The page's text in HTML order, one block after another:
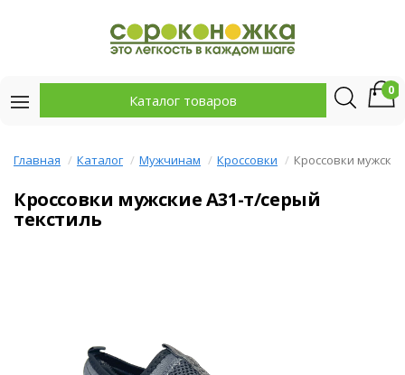
Каталог товаров
0
Главная Каталог Мужчинам Кроссовки Кроссовки мужские
Кроссовки мужские A31-т/серый
текстиль